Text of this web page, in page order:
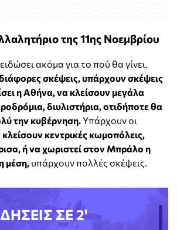
της 11ης Νοεμβρίου
ακόμα για το πού θα γίνει.
σκέψεις, υπάρχουν σκέψεις
η Αθήνα, να κλείσουν μεγάλα
διυλιστήρια, οτιδήποτε θα
την κυβέρνηση.Υπάρχουν οι
κλείσουν κεντρικές κωμοπόλεις,
ή να χωριστεί στον Μπράλο η
μέση, υπάρχουν πολλές σκέψεις.
ΣΕ 2'